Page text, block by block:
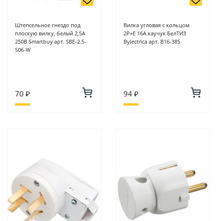
Штепсельное гнездо под
плоскую вилку, белый 2,5А
250В Smartbuy арт. SBE-2.5-
S06-W
70 ₽
Вилка угловая с кольцом
2P+E 16А каучук БелТИЗ
Bylectrica арт. В16-385
94 ₽